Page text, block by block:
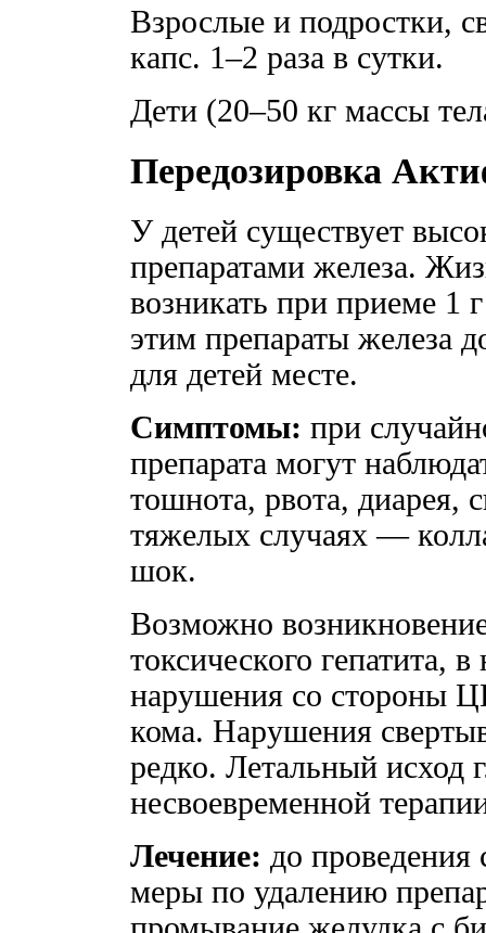
Взрослые и подростки,
капс. 1–2 раза в сутки.
Дети (20–50 кг массы
Передозировка
У детей существует
препаратами железа.
возникать при приеме 1
этим препараты железа
для детей месте.
Симптомы: при
препарата могут
тошнота, рвота, диарея,
тяжелых случаях —
шок.
Возможно
токсического гепатита,
нарушения со стороны
кома. Нарушения
редко. Летальный исход
несвоевременной
Лечение: до
меры по удалению